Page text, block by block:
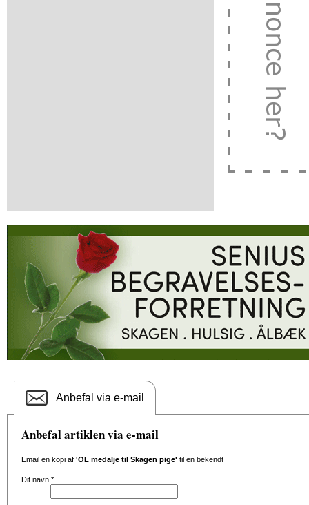
Anbefal via e-mail
Anbefal artiklen via e-mail
Email en kopi af 'OL medalje til Skagen pige' til en bekendt
Dit navn *